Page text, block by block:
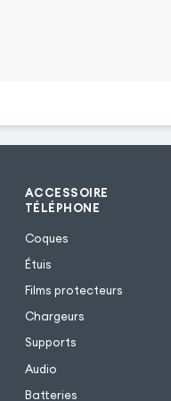
ACCESSOIRE
TÉLÉPHONE
Coques
Étuis
Films protecteurs
Chargeurs
Supports
Audio
Batteries